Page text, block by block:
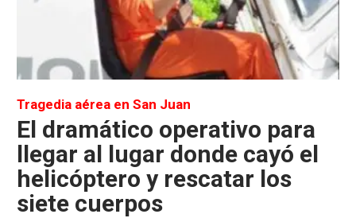
Tragedia aérea en San Juan
El dramático operativo para
llegar al lugar donde cayó el
helicóptero y rescatar los
siete cuerpos